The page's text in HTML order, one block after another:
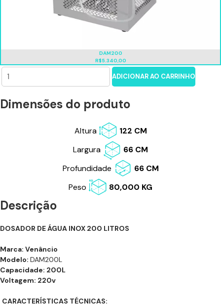
DAM200
R$5.340,00
ADICIONAR AO CARRINHO
Dimensões do produto
Altura
122 CM
Largura
66 CM
Profundidade
66 CM
Peso
80,000 KG
Descrição
DOSADOR DE ÁGUA INOX 200 LITROS
Marca: Venâncio
Modelo: DAM200L
Capacidade: 200L
Voltagem: 220v
CARACTERÍSTICAS TÉCNICAS: